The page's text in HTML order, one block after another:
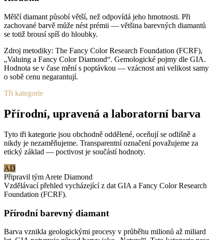
Mělčí diamant působí větší, než odpovídá jeho hmotnosti. Při
zachované barvě může nést prémii — většina barevných diamantů
se totiž brousí spíš do hloubky.
Zdroj metodiky: The Fancy Color Research Foundation (FCRF),
„Valuing a Fancy Color Diamond“. Gemologické pojmy dle GIA.
Hodnota se v čase mění s poptávkou — vzácnost ani velikost samy
o sobě cenu negarantují.
Tři kategorie
Přírodní, upravená a laboratorní barva
Tyto tři kategorie jsou obchodně oddělené, oceňují se odlišně a
nikdy je nezaměňujeme. Transparentní označení považujeme za
etický základ — poctivost je součástí hodnoty.
AD
Připravil tým Arete Diamond
Vzdělávací přehled vycházející z dat GIA a Fancy Color Research
Foundation (FCRF).
Přírodní barevný diamant
Barva vznikla geologickými procesy v průběhu milionů až miliard